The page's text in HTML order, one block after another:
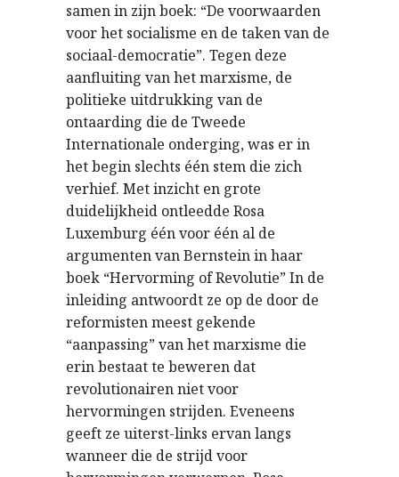
samen in zijn boek: “De voorwaarden
voor het socialisme en de taken van de
sociaal-democratie”. Tegen deze
aanfluiting van het marxisme, de
politieke uitdrukking van de
ontaarding die de Tweede
Internationale onderging, was er in
het begin slechts één stem die zich
verhief. Met inzicht en grote
duidelijkheid ontleedde Rosa
Luxemburg één voor één al de
argumenten van Bernstein in haar
boek “Hervorming of Revolutie” In de
inleiding antwoordt ze op de door de
reformisten meest gekende
“aanpassing” van het marxisme die
erin bestaat te beweren dat
revolutionairen niet voor
hervormingen strijden. Eveneens
geeft ze uiterst-links ervan langs
wanneer die de strijd voor